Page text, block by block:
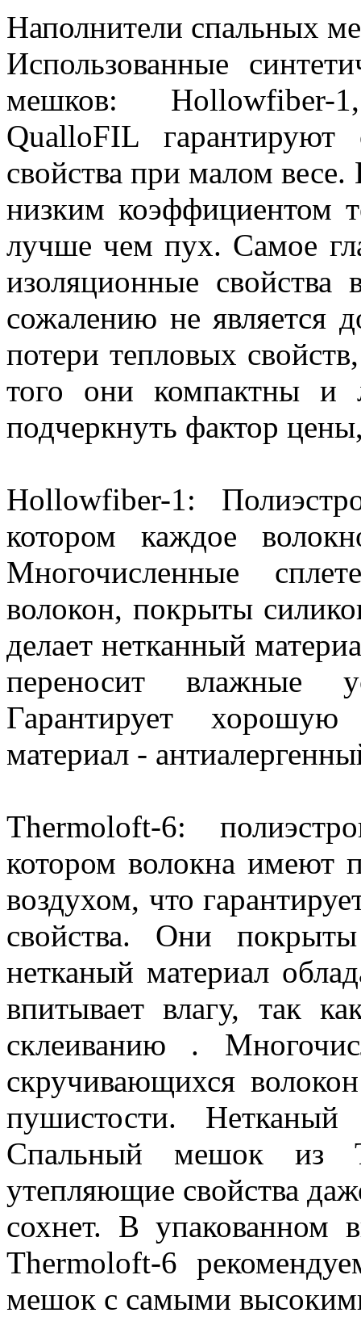
Наполнители спальных
Использованные
мешков:
QualloFIL гарантируют
свойства при малом
низким коэффициентом
лучше чем пух. Самое
изоляционные
сожалению не является
потери тепловых
того они компактны и
подчеркнуть фактор
Hollowfiber-1:
котором каждое
Многочисленные
волокон, покрыты
делает нетканный
переносит влажные
Гарантирует
материал -
Thermoloft-6:
котором волокна имеют
воздухом, что
свойства. Они
нетканый материал
впитывает влагу, так
склеиванию .
скручивающихся
пушистости. Нетканый
Спальный мешок из
утепляющие свойства
сохнет. В упакованном
Thermoloft-6
мешок с самыми